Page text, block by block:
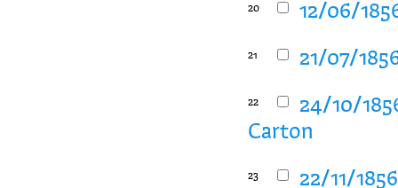
20 12/06/
21 21/07/
22
24/10/
Carton
23 22/11/